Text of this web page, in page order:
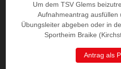
Um dem TSV Glems
Aufnahmeantrag ausfüllen
Übungsleiter abgeben oder in
Sportheim Braike
Antrag als